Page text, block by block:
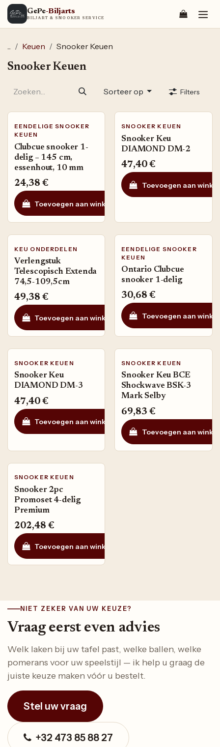
Overslaan naar inhoud
GePe-Biljarts
BILJART & SNOOKER SERVICE
Keuen Snooker Keuen
Snooker Keuen
Sorteer op Filters
EENDELIGE SNOOKER
KEUEN
Clubcue snooker 1-
delig – 145 cm,
essenhout, 10 mm
24,38 €
Toevoegen aan winkelmandje
SNOOKER KEUEN
Snooker Keu
DIAMOND DM-2
47,40 €
Toevoegen aan
KEU ONDERDELEN
Verlengstuk
Telescopisch Extenda
74,5-109,5cm
49,38 €
Toevoegen aan winkelmandje
EENDELIGE SNOOKER
KEUEN
Ontario Clubcue
snooker 1-delig
30,68 €
Toevoegen aan
SNOOKER KEUEN
Snooker Keu
DIAMOND DM-3
47,40€
Toevoegen aan winkelmandje Toevoegen aan
SNOOKER KEUEN
Snooker Keu BCE
Shockwave BSK-3
Mark Selby
69,83 €
Toevoegen aan
SNOOKER KEUEN
Snooker 2pc
Promoset 4-delig
Premium
202,48 €
Toevoegen aan winkelmandje
NIET ZEKER VAN UW KEUZE?
Vraag eerst even advies
Welk laken bij uw tafel past, welke ballen, welke
pomerans voor uw speelstijl — ik help u graag de
juiste keuze maken vóór u bestelt.
Stel uw vraag
+32 473 85 88 27